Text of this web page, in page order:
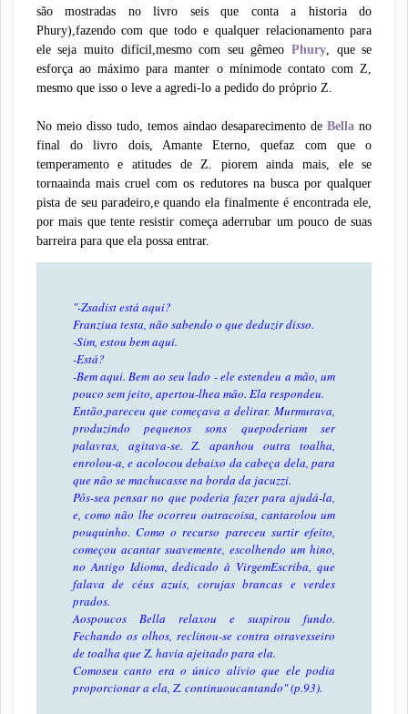
são mostradas no livro seis que conta a historia do
Phury),fazendo com que todo e qualquer relacionamento para
ele seja muito difícil,mesmo com seu gêmeoPhury, que se
esforça ao máximo para manter o mínimode contato com Z,
mesmo que isso o leve a agredi-lo a pedido do próprio Z.
No meio disso tudo, temos aindao desaparecimento de Bella no
final do livro dois, Amante Eterno, quefaz com que o
temperamento e atitudes de Z. piorem ainda mais, ele se
tornaainda mais cruel com os redutores na busca por qualquer
pista de seu paradeiro,e quando ela finalmente é encontrada ele,
por mais que tente resistir começa aderrubar um pouco de suas
barreira para que ela possa entrar.
"-Zsadist está aqui?
Franziua testa, não sabendo o que deduzir disso.
-Sim, estou bem aqui.
-Está?
-Bem aqui. Bem ao seu lado - ele estendeu a mão, um
pouco sem jeito, apertou-lhea mão. Ela respondeu.
Então,pareceu que começava a delirar. Murmurava,
produzindo pequenos sons quepoderiam ser
palavras, agitava-se. Z. apanhou outra toalha,
enrolou-a, e acolocou debaixo da cabeça dela, para
que não se machucasse na borda da jacuzzi.
Pôs-sea pensar no que poderia fazer para ajudá-la,
e, como não lhe ocorreu outracoisa, cantarolou um
pouquinho. Como o recurso pareceu surtir efeito,
começou acantar suavemente, escolhendo um hino,
no Antigo Idioma, dedicado à VirgemEscriba, que
falava de céus azuis, corujas brancas e verdes
prados.
Aospoucos Bella relaxou e suspirou fundo.
Fechando os olhos, reclinou-se contra otravesseiro
de toalha que Z. havia ajeitado para ela.
Comoseu canto era o único alívio que ele podia
proporcionar a ela, Z. continuoucantando" (p.93).